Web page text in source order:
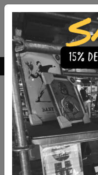
Envío Gratis a todo Chile